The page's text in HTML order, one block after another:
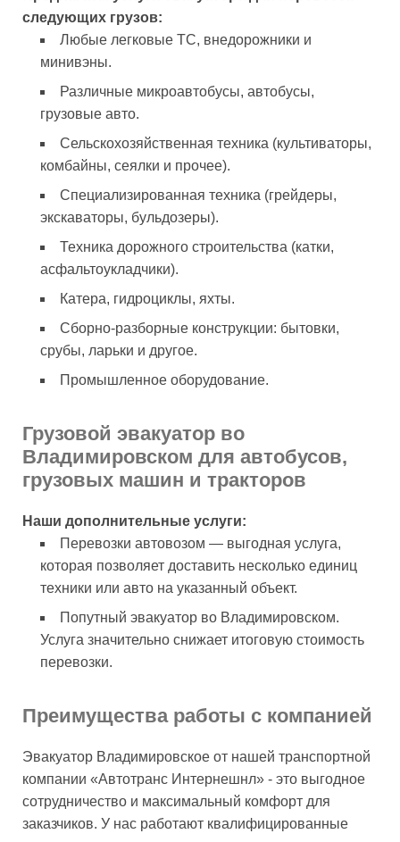
следующих грузов:
Любые легковые ТС, внедорожники и
минивэны.
Различные микроавтобусы, автобусы,
грузовые авто.
Сельскохозяйственная техника (культиваторы,
комбайны, сеялки и прочее).
Специализированная техника (грейдеры,
экскаваторы, бульдозеры).
Техника дорожного строительства (катки,
асфальтоукладчики).
Катера, гидроциклы, яхты.
Сборно-разборные конструкции: бытовки,
срубы, ларьки и другое.
Промышленное оборудование.
Грузовой эвакуатор во
Владимировском для автобусов,
грузовых машин и тракторов
Наши дополнительные услуги:
Перевозки автовозом — выгодная услуга,
которая позволяет доставить несколько единиц
техники или авто на указанный объект.
Попутный эвакуатор во Владимировском.
Услуга значительно снижает итоговую стоимость
перевозки.
Преимущества работы с компанией
Эвакуатор Владимировское от нашей транспортной
компании «Автотранс Интернешнл» - это выгодное
сотрудничество и максимальный комфорт для
заказчиков. У нас работают квалифицированные